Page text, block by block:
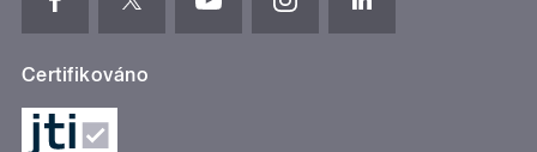
Certifikováno